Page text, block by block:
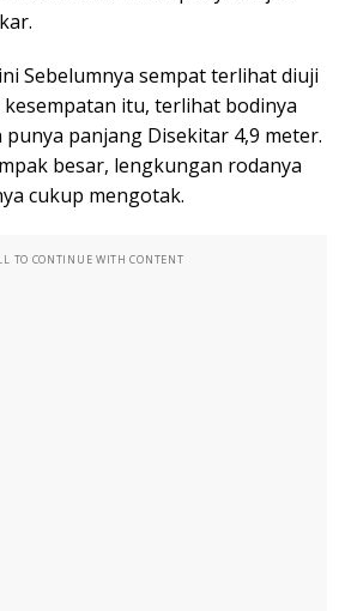
Sebelumnya sempat terlihat diuji
kesempatan itu, terlihat bodinya
panjang Disekitar 4,9 meter.
besar, lengkungan rodanya
cukup mengotak.
TO CONTINUE WITH CONTENT